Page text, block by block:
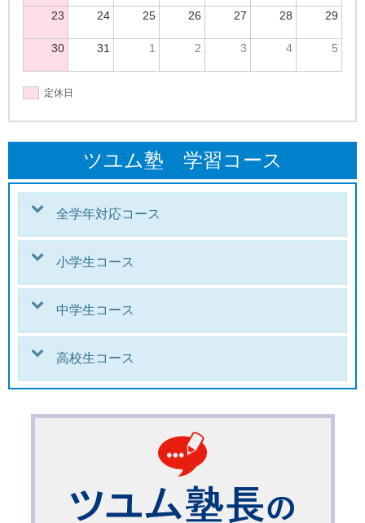
23 24 25 26 27 28 29
30 31 1 2 3 4 5
定休日
ツユム塾 学習コース
全学年対応コース
小学生コース
中学生コース
高校生コース